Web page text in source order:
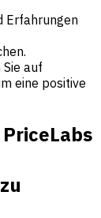
Erfahrungen
auf
eine positive